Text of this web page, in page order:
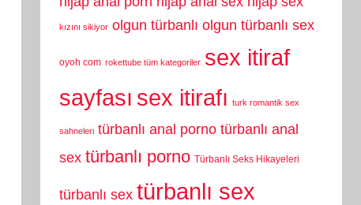
kızını sikiyor olgun türbanlı olgun türbanlı sex
oyoh com rokettube tüm kategoriler sex itiraf
sayfası sex itirafı turk romantik sex
sahneleri türbanlı anal porno türbanlı anal
sex türbanlı porno Türbanlı Seks Hikayeleri
türbanlı sex türbanlı sex